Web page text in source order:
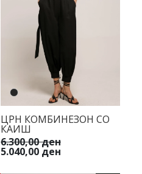
ЦРН КОМБИНЕЗОН СО
КАИШ
6.300,00 ден
5.040,00 ден